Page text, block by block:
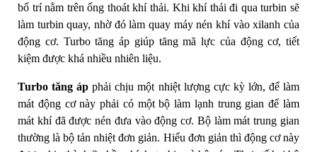
bố trí nằm trên ống thoát khí thải. Khi khí thải đi qua turbin sẽ
làm turbin quay, nhờ đó làm quay máy nén khí vào xilanh của
động cơ. Turbo tăng áp giúp tăng mã lực của động cơ, tiết
kiệm được khá nhiều nhiên liệu.
Turbo tăng áp phải chịu một nhiệt lượng cực kỳ lớn, để làm
mát động cơ này phải có một bộ làm lạnh trung gian để làm
mát khí đã được nén đưa vào động cơ. Bộ làm mát trung gian
thường là bộ tản nhiệt đơn giản. Hiểu đơn giản thì động cơ này